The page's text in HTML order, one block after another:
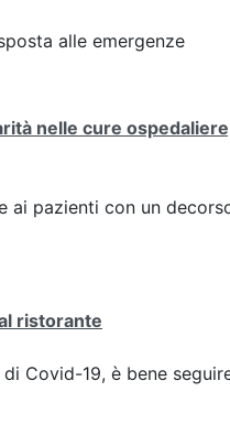
alle emergenze
nelle cure
ai pazienti con un
ristorante
Covid-19, è bene